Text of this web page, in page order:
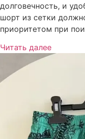
долговечность, и
шорт из сетки
приоритетом при
Читать далее